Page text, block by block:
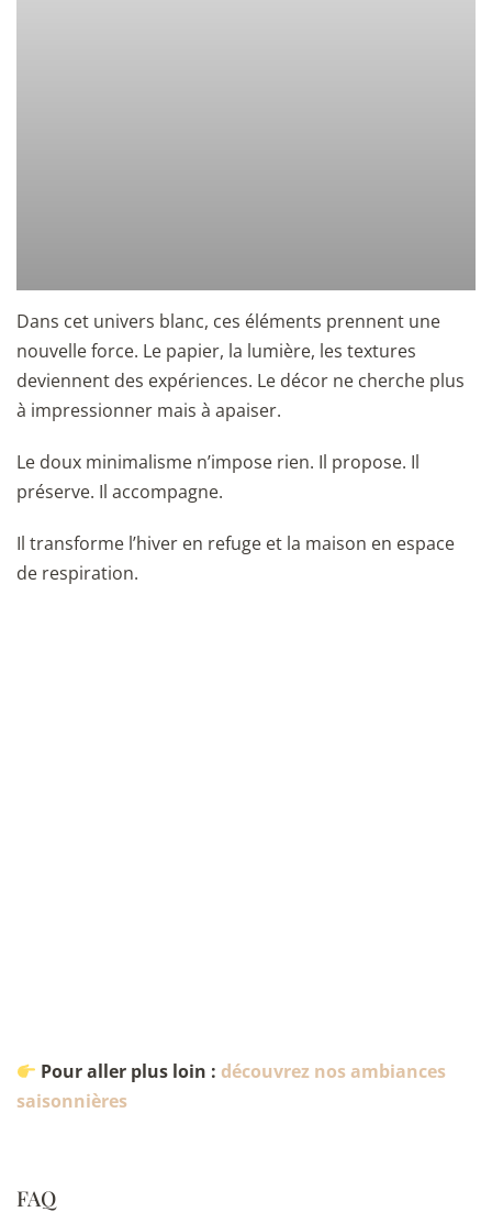
Dans cet univers blanc, ces éléments prennent une
nouvelle force. Le papier, la lumière, les textures
deviennent des expériences. Le décor ne cherche plus
à impressionner mais à apaiser.
Le doux minimalisme n’impose rien. Il propose. Il
préserve. Il accompagne.
Il transforme l’hiver en refuge et la maison en espace
de respiration.
Pour aller plus loin :découvrez nos ambiances
saisonnières
FAQ